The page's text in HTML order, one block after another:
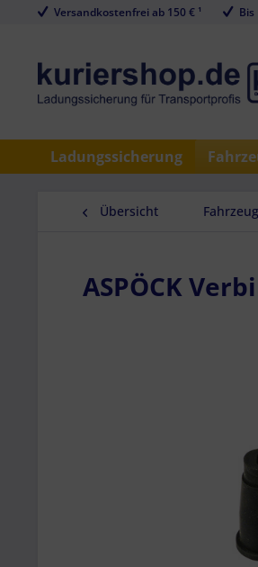
Versandkostenfrei ab 150 € ¹
Ladungssicherung
Übersicht
ASPÖCK